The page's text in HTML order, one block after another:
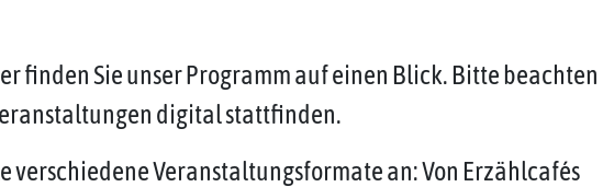
finden Sie unser Programm auf einen Blick. Bitte beachten
digital stattfinden.
verschiedene Veranstaltungsformate an: Von Erzählcafés